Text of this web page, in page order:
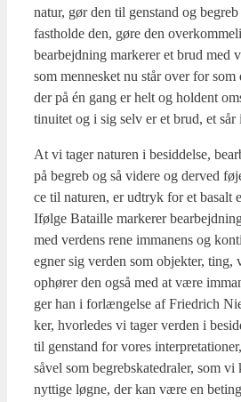
natur, gør den til gen­stand og
fast­hol­de den, gøre den
bear­bejd­ning mar­ke­rer et brud med
som men­ne­sket nu står over for
der på én gang er helt og hol­dent
ti­nu­i­tet og i sig selv er et brud, et sår
At vi tager natu­ren i besid­del­se,
på begreb og så vide­re og der­ved
ce til natu­ren, er udtryk for et basalt
Iføl­ge Bata­il­le mar­ke­rer
med ver­dens rene imma­nens og
eg­ner sig ver­den som objek­ter, ting,
ophø­rer den også med at være
ger han i for­læn­gel­se af Fri­edrich
ker, hvor­le­des vi tager ver­den i
til gen­stand for vores
såvel som begrebs­ka­ted­ra­ler, som
nyt­ti­ge løg­ne, der kan være en